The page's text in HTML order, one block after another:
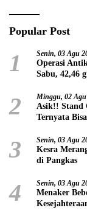
Popular Post
1 Senin, 03 Agu
Operasi
Sabu, 42,46
2 Minggu, 02
Asik!! Stand
Ternyata
3 Senin, 03 Agu
Kesra
di Pangkas
4 Senin, 03 Agu
Menaker